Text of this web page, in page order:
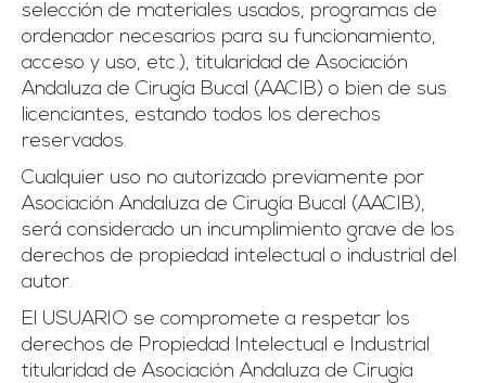
selección de materiales usados, programas de
ordenador necesarios para su funcionamiento,
acceso y uso, etc.), titularidad de Asociación
Andaluza de Cirugía Bucal (AACIB) o bien de sus
licenciantes, estando todos los derechos
reservados.
Cualquier uso no autorizado previamente por
Asociación Andaluza de Cirugía Bucal (AACIB),
será considerado un incumplimiento grave de los
derechos de propiedad intelectual o industrial del
autor.
El USUARIO se compromete a respetar los
derechos de Propiedad Intelectual e Industrial
titularidad de Asociación Andaluza de Cirugía